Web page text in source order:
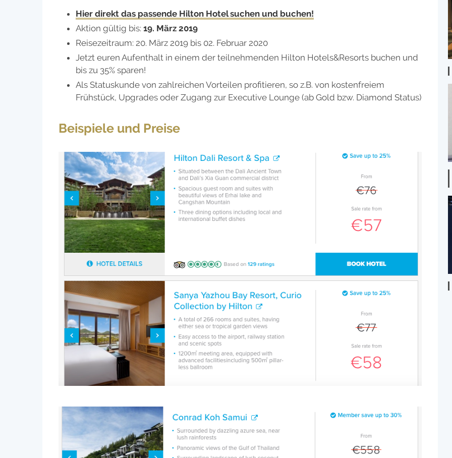
Hier direkt das passende Hilton Hotel suchen und buchen!
Aktion gültig bis: 19. März 2019
Reisezeitraum: 20. März 2019 bis 02. Februar 2020
Jetzt euren Aufenthalt in einem der teilnehmenden Hilton Hotels&Resorts buchen und
bis zu 35% sparen!
Als Statuskunde von zahlreichen Vorteilen profitieren, so z.B. von kostenfreiem
Frühstück, Upgrades oder Zugang zur Executive Lounge (ab Gold bzw. Diamond Status)
Beispiele und Preise